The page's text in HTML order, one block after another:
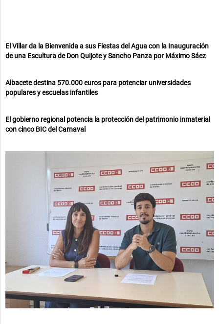
El Villar da la Bienvenida a sus Fiestas del Agua con la Inauguración
de una Escultura de Don Quijote y Sancho Panza por Máximo Sáez
Albacete destina 570.000 euros para potenciar universidades
populares y escuelas infantiles
El gobierno regional potencia la protección del patrimonio inmaterial
con cinco BIC del Carnaval